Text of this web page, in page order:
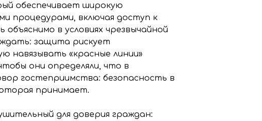
обеспечивает широкую
процедурами, включая доступ к
в условиях чрезвычайной
защита рискует
навязывать «красные линии»
они определяли, что в
гостеприимства: безопасность в
принимает.
для доверия граждан: